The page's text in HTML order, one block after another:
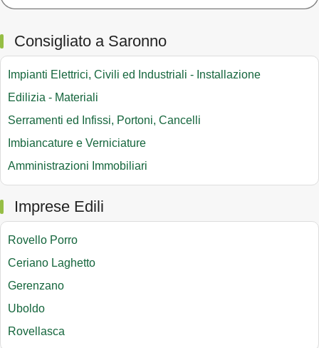
Consigliato a Saronno
Impianti Elettrici, Civili ed Industriali - Installazione
Edilizia - Materiali
Serramenti ed Infissi, Portoni, Cancelli
Imbiancature e Verniciature
Amministrazioni Immobiliari
Imprese Edili
Rovello Porro
Ceriano Laghetto
Gerenzano
Uboldo
Rovellasca